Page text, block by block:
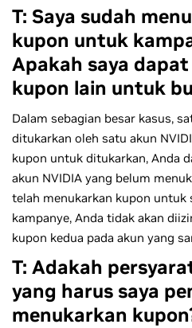
T: Saya sudah
kupon untuk
Apakah saya
kupon lain untuk
Dalam sebagian besar kasus,
ditukarkan oleh satu akun
kupon untuk ditukarkan, Anda
akun NVIDIA yang belum
telah menukarkan kupon untuk
kampanye, Anda tidak akan
kupon kedua pada akun yang
T: Adakah
yang harus saya
menukarkan